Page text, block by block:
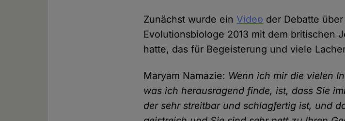
Zunächst wurde ein Video der Debatte
Evolutionsbiologe 2013 mit dem britischen
hatte, das für Begeisterung und viele
Maryam Namazie: Wenn ich mir die vielen
was ich herausragend finde, ist, dass Sie
der sehr streitbar und schlagfertig ist, und